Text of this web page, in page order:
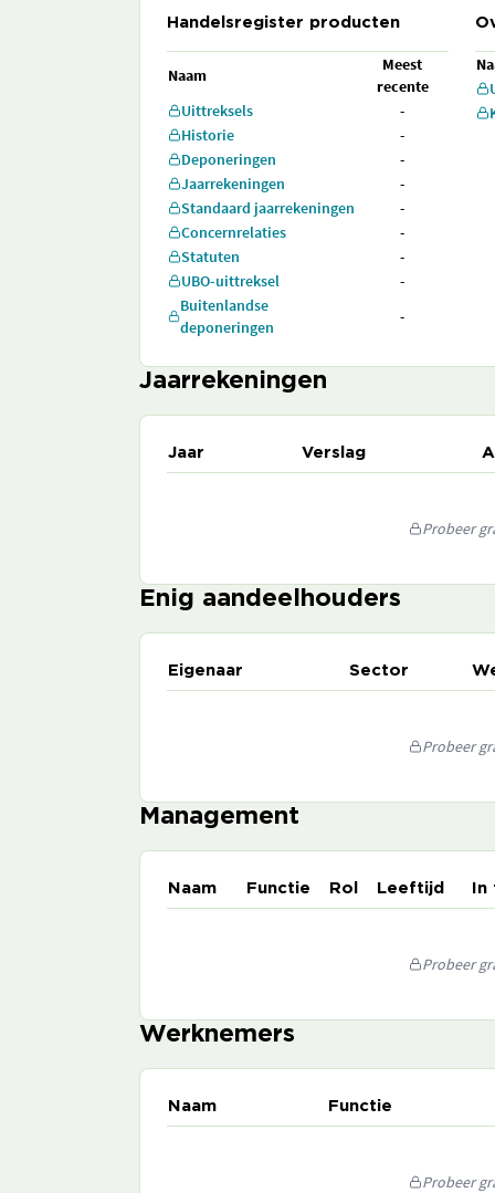
Handelsregister producten
Naam
Meest
recente
Uittreksels
-
Historie
-
Deponeringen
-
Jaarrekeningen
-
Standaard jaarrekeningen
-
Concernrelaties
-
Statuten
-
UBO-uittreksel
-
Buitenlandse
deponeringen
-
Jaarrekeningen
Jaar Verslag
Probeer
Enig aandeelhouders
Eigenaar Sector
Probeer
Management
Naam Functie Rol Leeftijd
Probeer
Werknemers
Naam Functie
Probeer